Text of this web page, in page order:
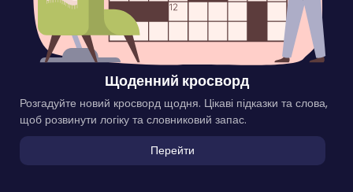
Щоденний кросворд
Розгадуйте новий кросворд щодня. Цікаві підказки та слова,
щоб розвинути логіку та словниковий запас.
Перейти